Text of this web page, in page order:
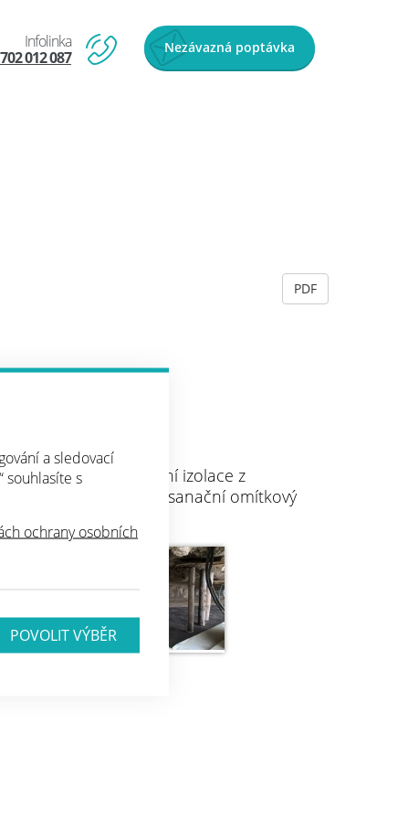
a sledovací
souhlasíte s
ochrany osobních
Nezávazná poptávka
Infolinka
012 087
PDF
3, svislá venkovní izolace z
šachty, vnitřní sanační omítkový